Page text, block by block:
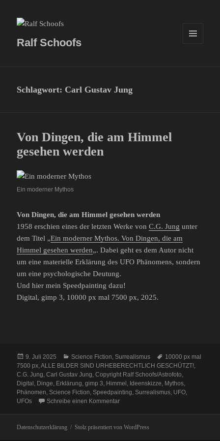
Ralf Schoofs
Schlagwort: Carl Gustav Jung
Von Dingen, die am Himmel
gesehen werden
Ein moderner Mythos
Von Dingen, die am Himmel gesehen werden
1958 erschien eines der letzten Werke vonC.G. Jung unter
dem Titel „Ein moderner Mythos. Von Dingen, die am
Himmel gesehen werden„. Dabei geht es dem Autor nicht
um eine materielle Erklärung des UFO Phänomens, sondern
um eine psychologische Deutung.
Und hier mein Speedpainting dazu!
Digital, gimp 3, 10000 px mal 7500 px, 2025.
Veröffentlicht
am
9. Juli 2025 Kategorien
Science Fiction Surrealismus Schlagwörter
10000 px mal
7500 px ,ALLE BILDER SIND URHEBERECHTLICH GESCHÜTZT!
C.G. Jung ,Carl Gustav Jung ,Copyright Ralf Schoofs/Astrofoto
Digital Dinge Erklärung ,gimp 3 Himmel Ideenskizze Mythos
Phänomen Science Fiction Speedpainting Surrealismus UFO
UFOs
Schreibe einen Kommentarzu Von Dingen, die am Himmel
Datenschutzerklärung Stolz präsentiert von WordPress